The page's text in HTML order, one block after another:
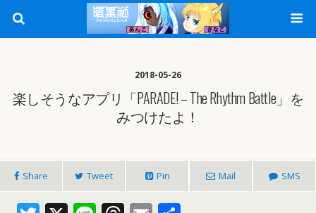
2018-05-26
楽しそうなアプリ「PARADE! – The Rhythm Battle」を
みつけたよ！
Share Tweet Pin Mail SMS